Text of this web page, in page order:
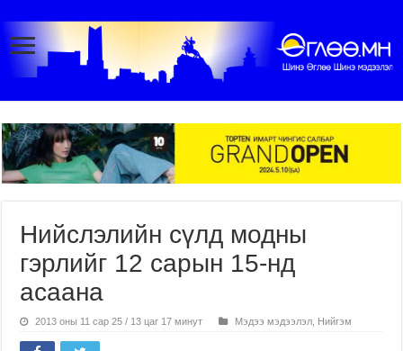
Нийслэлийн сүлд модны
гэрлийг 12 сарын 15-нд
асаана
2013 оны 11 сар 25 / 13 цаг 17 минут Мэдээ мэдээлэл Нийгэм